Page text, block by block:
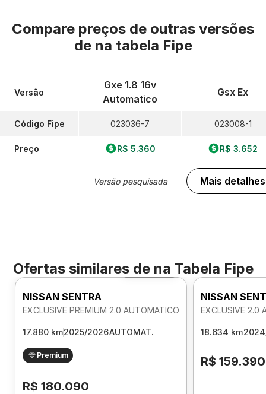
Compare preços de outras versões
de na tabela Fipe
Versão
Código Fipe
Preço
Gxe 1.8 16v
Automatico
023036-7
R$ 5.360
Versão pesquisada
Gsx Ex
023008-1
R$ 3.652
Mais detalhes
Ofertas similares de na Tabela Fipe
Foto 360º
NISSAN SENTRA
EXCLUSIVE PREMIUM 2.0 AUTOMATICO
17.880 km2025/2026AUTOMAT.
Premium
R$ 180.090
NISSAN
EXCLUSIVE 2.0
18.634 km
R$ 159.390